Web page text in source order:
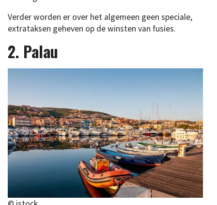
Verder worden er over het algemeen geen speciale,
extrataksen geheven op de winsten van fusies.
2. Palau